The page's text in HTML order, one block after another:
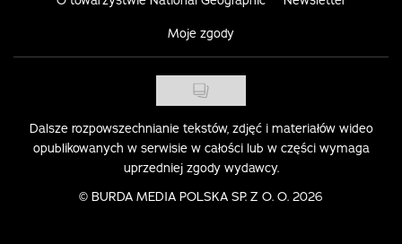
Moje zgody
Dalsze rozpowszechnianie tekstów, zdjęć i materiałów wideo
opublikowanych w serwisie w całości lub w części wymaga
uprzedniej zgody wydawcy.
© BURDA MEDIA POLSKA SP. Z O. O. 2026